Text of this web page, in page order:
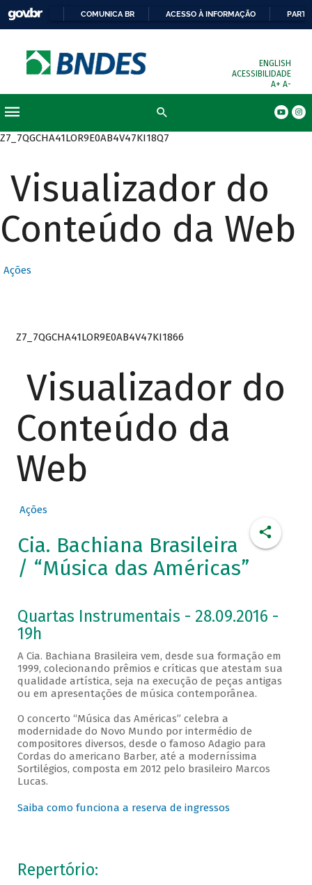
COMUNICA BR ACESSO À INFORMAÇÃO
ENGLISH
ACESSIBILIDADE
A+ A-
Z7_7QGCHA41LOR9E0AB4V47KI18Q7
Visualizador do
Conteúdo da Web
Ações
Z7_7QGCHA41LOR9E0AB4V47KI1866
Visualizador do
Conteúdo da
Web
Ações
Cia. Bachiana Brasileira
/ “Música das Américas”
Quartas Instrumentais - 28.09.2016 -
19h
A Cia. Bachiana Brasileira vem, desde sua formação em
1999, colecionando prêmios e críticas que atestam sua
qualidade artística, seja na execução de peças antigas
ou em apresentações de música contemporânea.
O concerto “Música das Américas” celebra a
modernidade do Novo Mundo por intermédio de
compositores diversos, desde o famoso Adagio para
Cordas do americano Barber, até a moderníssima
Sortilégios, composta em 2012 pelo brasileiro Marcos
Lucas.
Saiba como funciona a reserva de ingressos
Repertório: